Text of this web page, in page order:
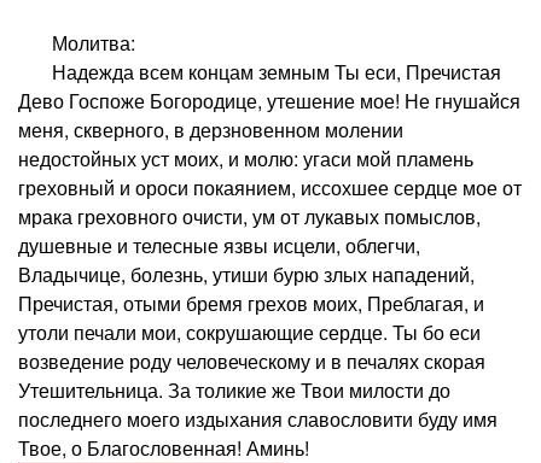
Молитва:
Надежда всем концам земным Ты еси, Пречистая
Дево Госпоже Богородице, утешение мое! Не гнушайся
меня, скверного, в дерзновенном молении
недостойных уст моих, и молю: угаси мой пламень
греховный и ороси покаянием, иссохшее сердце мое от
мрака греховного очисти, ум от лукавых помыслов,
душевные и телесные язвы исцели, облегчи,
Владычице, болезнь, утиши бурю злых нападений,
Пречистая, отыми бремя грехов моих, Преблагая, и
утоли печали мои, сокрушающие сердце. Ты бо еси
возведение роду человеческому и в печалях скорая
Утешительница. За толикие же Твои милости до
последнего моего издыхания славословити буду имя
Твое, о Благословенная! Аминь!